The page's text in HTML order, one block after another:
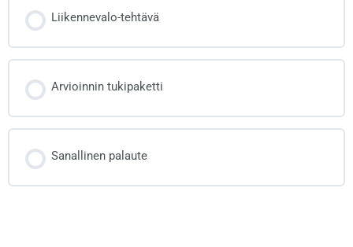
Liikennevalo-tehtävä
Arvioinnin tukipaketti
Sanallinen palaute